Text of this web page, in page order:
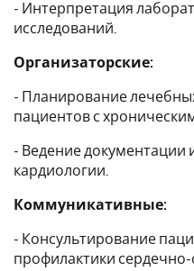
- Интерпретация
исследований.
Организаторские:
- Планирование
пациентов с
- Ведение документации
кардиологии.
Коммуникативные:
- Консультирование
профилактики сердечно-